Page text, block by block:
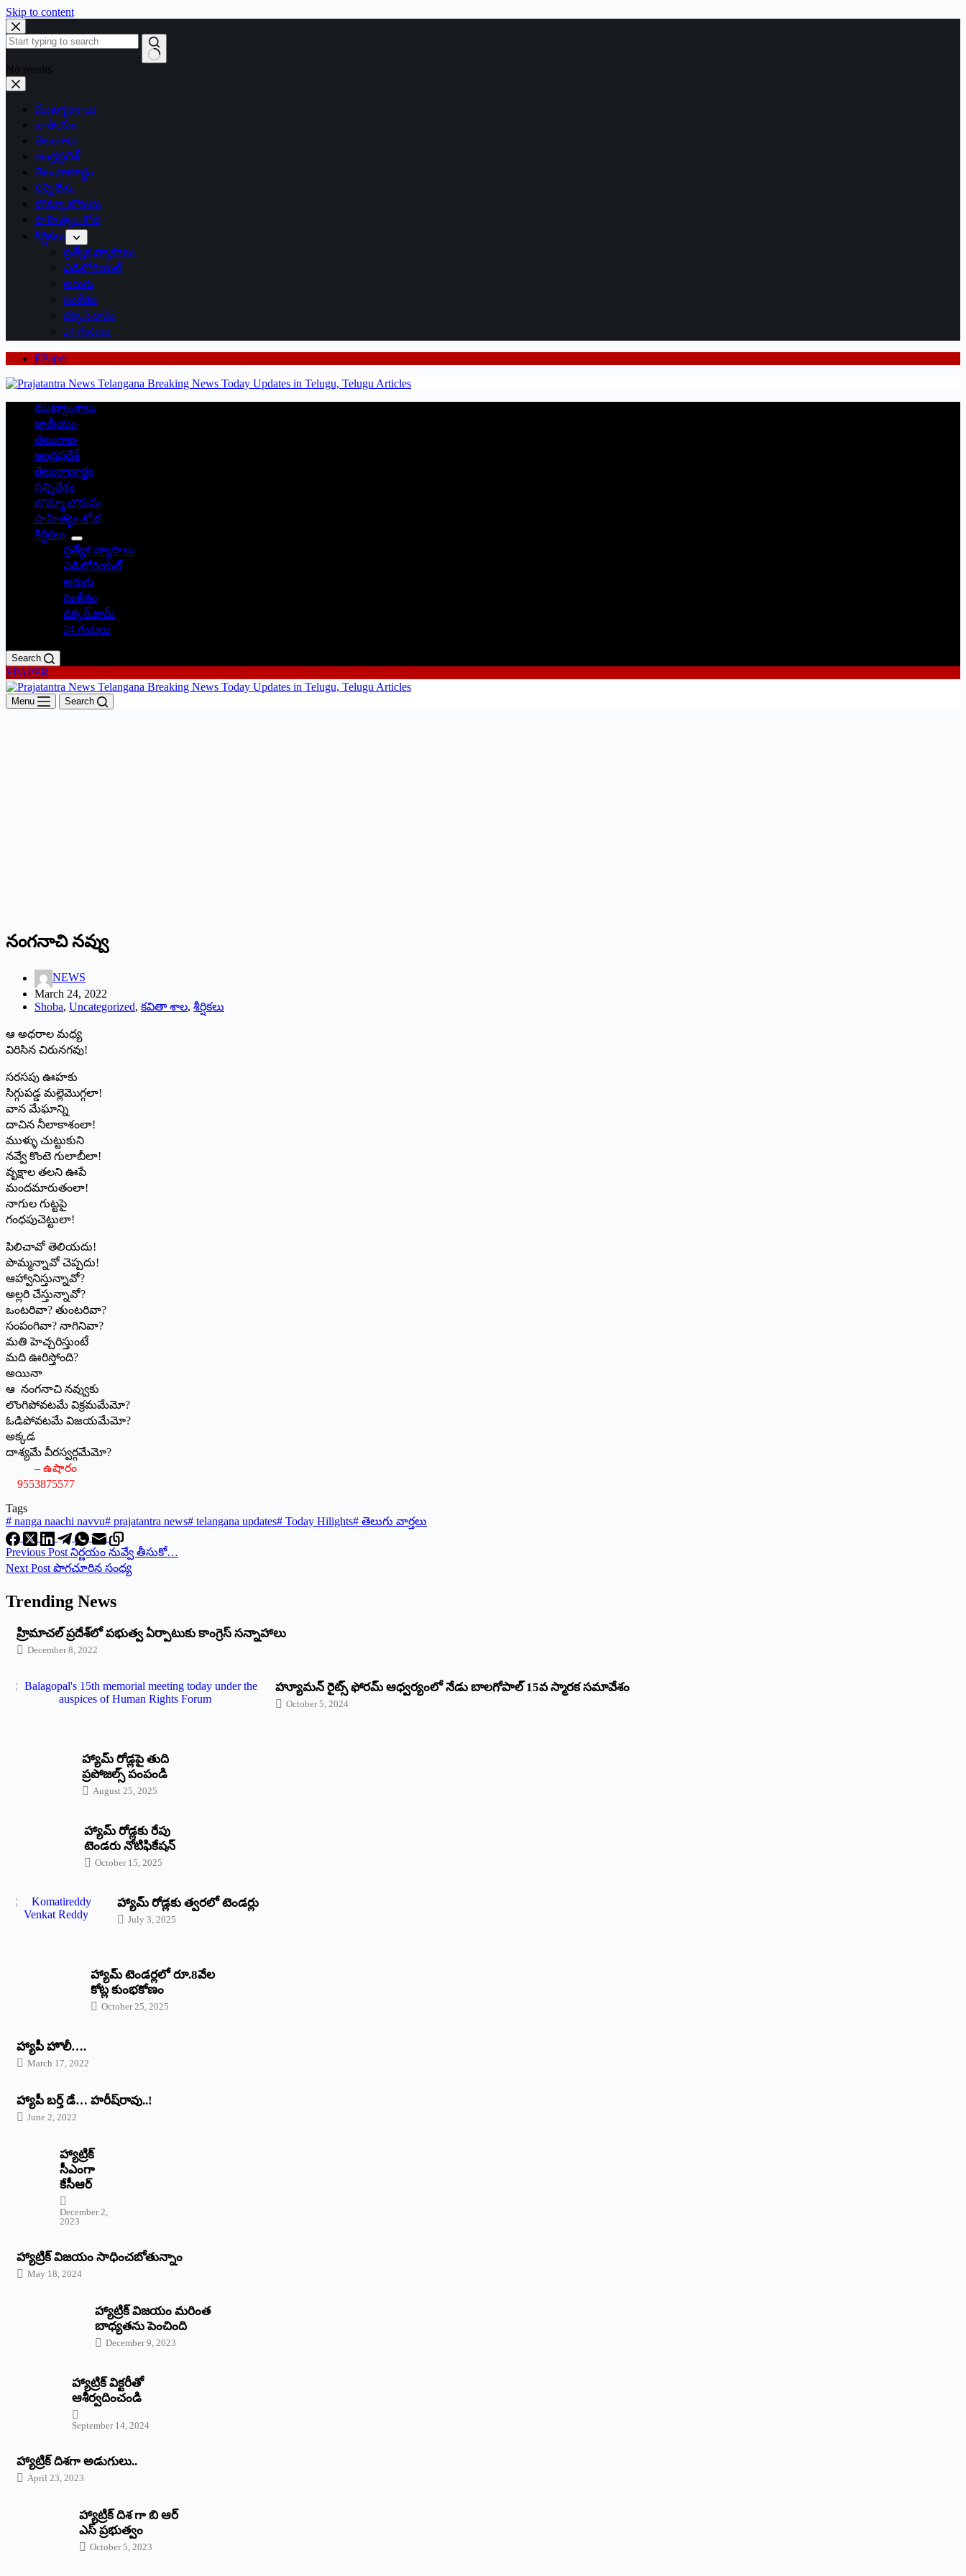
Skip to content
No results
ముఖ్యాంశాలు
జాతీయం
తెలంగాణ
ఆంధ్రప్రదేశ్
తెలంగాణార్థం
సన్నివేశం
బొమ్మా బొరుసు
సాహిత్యం-శోభ
శీర్షికలు
ప్రత్యేక వ్యాసాలు
ఎడిటోరియల్
అరుగు
సంకేతం
దక్కన్.కామ్
24 గంటలు
EPaper
ముఖ్యాంశాలు
జాతీయం
తెలంగాణ
ఆంధ్రప్రదేశ్
తెలంగాణార్థం
సన్నివేశం
బొమ్మా బొరుసు
సాహిత్యం-శోభ
శీర్షికలు
ప్రత్యేక వ్యాసాలు
ఎడిటోరియల్
అరుగు
సంకేతం
దక్కన్.కామ్
24 గంటలు
Search
EPAPER
Menu Search
నంగనాచి నవ్వు
NEWS
March 24, 2022
Shoba, Uncategorized, కవితా శాల, శీర్షికలు
ఆ అధరాల మధ్య
విరిసిన చిరునగవు!
సరసపు ఊహకు
సిగ్గుపడ్డ మల్లెమొగ్గలా!
వాన మేఘాన్ని
దాచిన నీలాకాశంలా!
ముళ్ళు చుట్టుకుని
నవ్వే కొంటె గులాబీలా!
వృక్షాల తలని ఊపే
మందమారుతంలా!
నాగుల గుట్టపై
గంధపుచెట్టులా!
పిలిచావో తెలియదు!
పొమ్మన్నావో చెప్పదు!
ఆహ్వానిస్తున్నావో?
అల్లరి చేస్తున్నావో?
ఒంటరివా? తుంటరివా?
సంపంగివా? నాగినివా?
మతి హెచ్చరిస్తుంటే
మది ఊరిస్తోంది?
అయినా
ఆ నంగనాచి నవ్వుకు
లొంగిపోవటమే విక్రమమేమో?
ఓడిపోవటమే విజయమేమో?
అక్కడ
దాశ్యమే వీరస్వర్గమేమో?
– ఉషారం
9553875577
Tags
# nanga naachi navvu# prajatantra news# telangana updates# Today Hilights# తెలుగు వార్తలు
Previous Post నిర్ణయం నువ్వే తీసుకో…
Next Post పొగచూరిన సంధ్య
Trending News
‌హ్రిమాచల్‌ ‌ప్రదేశ్‌లో పభుత్వ ఏర్పాటుకు కాంగ్రెస్‌ ‌సన్నాహాలు
December 8, 2022
హ్యూమన్‌ రైట్స్‌ ఫోరమ్‌ ఆధ్వర్యంలో నేడు బాలగోపాల్‌ 15వ స్మారక సమావేశం
October 5, 2024
హ్యామ్‌ రోడ్లపై తుది
ప్రపోజల్స్‌ పంపండి
August 25, 2025
హ్యామ్‌ రోడ్లకు రేపు
టెండరు నోటిఫికేషన్‌
October 15, 2025
హ్యామ్‌ రోడ్లకు త్వరలో టెండర్లు
July 3, 2025
హ్యామ్‌ ‌టెండర్లలో రూ.8వేల
కోట్ల కుంభకోణం
October 25, 2025
హ్యాపీ హొలీ….
March 17, 2022
హ్యాపీ బర్త్ ‌డే… హరీష్‌రావు..!
June 2, 2022
హ్యాట్రిక్‌
‌సీఎంగా
కేసీఆర్‌
December 2,
2023
హ్యాట్రిక్‌ విజయం సాధించబోతున్నాం
May 18, 2024
హ్యాట్రిక్ విజయం మరింత
బాధ్యతను పెంచింది
December 9, 2023
హ్యాట్రిక్‌ ‌విక్టరీతో
ఆశీర్వదించండి
September 14, 2024
‌హ్యాట్రిక్‌ ‌దిశగా అడుగులు..
April 23, 2023
హ్యాట్రిక్ దిశ గా బి ఆర్
ఎస్ ప్రభుత్వం
October 5, 2023